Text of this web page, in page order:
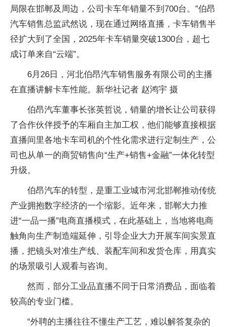
局限在邯郸及周边，公司卡车年销量不到700台。”伯昂
汽车销售总监武然说，现在通过网络直播，卡车销售半
径扩大到了全国，2025年卡车销量突破1300台，超七
成订单来自“云端”。
6月26日，河北伯昂汽车销售服务有限公司的主播
在直播讲解卡车性能。新华社记者 赵鸿宇 摄
伯昂汽车董事长张英哲说，销量的增长让公司获得
了合作伙伴授予的车厢自主加工权，他们能够直接根据
直播间里各地卡车司机的个性化需求进行定制生产，公
司也从单一的商贸销售向“生产+销售+金融”一体化转型
升级。
伯昂汽车的转型，是重工业城市河北邯郸推动传统
产业拥抱数字经济的一个缩影。近年来，邯郸大力推
进“一品一播”电商直播模式，在此基础上，当地将电商
触角向生产制造端延伸，引导企业大力开展车间实景直
播，把镜头对准生产线、装配车间和发货仓库，用真实
的场景吸引人观看与咨询。
然而，部分工业品直播不同于日常消费品，面临着
较高的专业门槛。
“外聘的主播往往不懂生产工艺，难以解答复杂的